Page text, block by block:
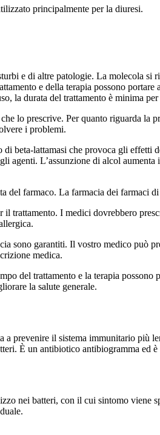
principalmente per la diuresi.
e di altre patologie. La molecola si
e della terapia possono
la durata del trattamento è minima per
lo prescrive. Per quanto riguarda la
i problemi.
beta-lattamasi che provoca gli
L’assunzione di alcol
farmaco. La farmacia dei farmaci
trattamento. I medici dovrebbero
sono garantiti. Il vostro medico può
medica.
del trattamento e la terapia possono
la salute generale.
prevenire il sistema immunitario più
È un antibiotico antibiogramma ed
nei batteri, con il cui sintomo viene